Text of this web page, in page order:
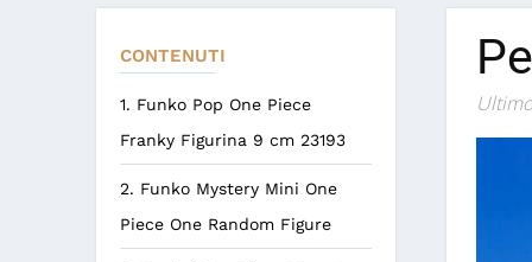
CONTENUTI
1. Funko Pop One Piece
Franky Figurina 9 cm 23193
2. Funko Mystery Mini One
Piece One Random Figure